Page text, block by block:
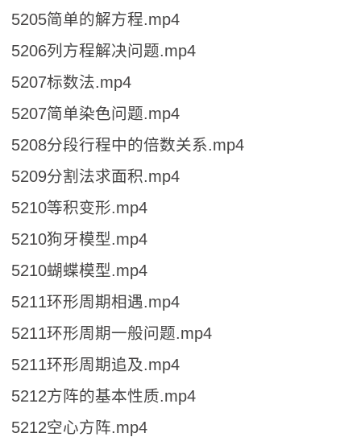
5205简单的解方程.mp4
5206列方程解决问题.mp4
5207标数法.mp4
5207简单染色问题.mp4
5208分段行程中的倍数关系.mp4
5209分割法求面积.mp4
5210等积变形.mp4
5210狗牙模型.mp4
5210蝴蝶模型.mp4
5211环形周期相遇.mp4
5211环形周期一般问题.mp4
5211环形周期追及.mp4
5212方阵的基本性质.mp4
5212空心方阵.mp4